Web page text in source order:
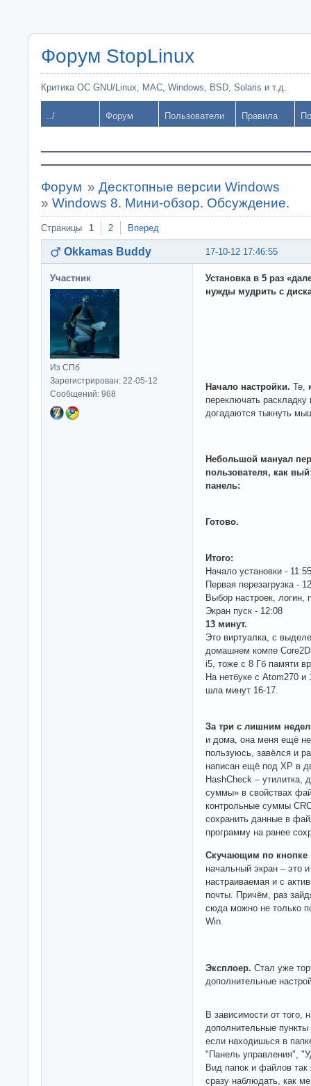
Форум StopLinux
Критика ОС GNU/Linux, MAC, Windows, BSD, Solaris и т.д.
../ Форум Пользователи Правила
Форум » Десктопные версии Windows
» Windows 8. Мини-обзор. Обсуждение.
Страницы 1 2 Вперед
17-10-12 17:46:55
Okkamas Buddy
Участник
Из СПб
Зарегистрирован: 22-05-12
Сообщений: 968
Установка в 5 раз
нужды мудрить с
Начало настройки. Те,
переключать
догадаются тыкнуть
Небольшой мануал
пользователя, как
панель:
Готово.
Итого:
Начало установки - 11:55
Первая перезагрузка -
Выбор настроек, логин,
Экран пуск - 12:08
13 минут.
Это виртуалка, с
домашнем компе
i5, тоже с 8 Гб памяти
На нетбуке с Atom270 и
шла минут 16-17.
За три с лишним
и дома, она меня ещё
пользуюсь, завёлся и
написан ещё под ХР в
HashCheck – утилитка,
суммы» в свойствах
контрольные суммы
сохранить данные в
программу на ранее
Скучающим по кнопке
начальный экран – это
настраиваемая и с
почты. Причём, раз
сюда можно не только
Win.
Эксплоер. Стал уже
дополнительные
В зависимости от того,
дополнительные
если находишься в
"Панель управления",
Вид папок и файлов
сразу наблюдать, как